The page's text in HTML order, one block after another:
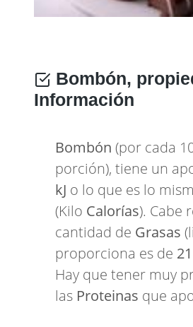
Bombón,
Información
Bombón (por cada
porción), tiene un
kJ o lo que es lo
(Kilo Calorías). Cabe
cantidad de Grasas
proporciona es de
Hay que tener muy
las Proteinas que